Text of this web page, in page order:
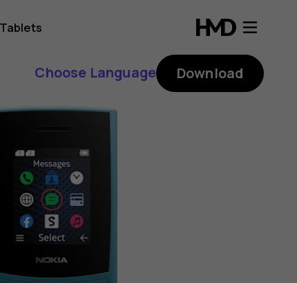
Tablets
Choose Language Download